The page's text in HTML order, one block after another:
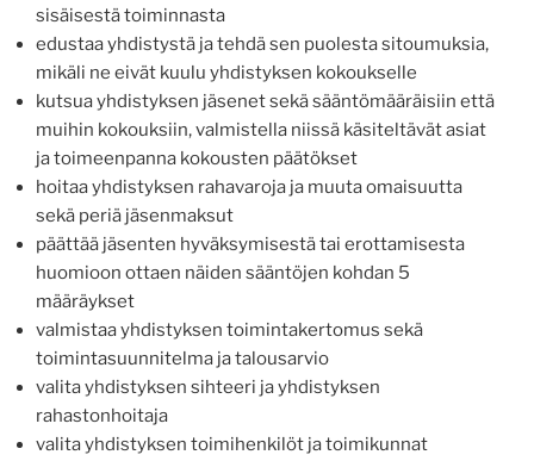
sisäisestä toiminnasta
edustaa yhdistystä ja tehdä sen puolesta sitoumuksia,
mikäli ne eivät kuulu yhdistyksen kokoukselle
kutsua yhdistyksen jäsenet sekä sääntömääräisiin että
muihin kokouksiin, valmistella niissä käsiteltävät asiat
ja toimeenpanna kokousten päätökset
hoitaa yhdistyksen rahavaroja ja muuta omaisuutta
sekä periä jäsenmaksut
päättää jäsenten hyväksymisestä tai erottamisesta
huomioon ottaen näiden sääntöjen kohdan 5
määräykset
valmistaa yhdistyksen toimintakertomus sekä
toimintasuunnitelma ja talousarvio
valita yhdistyksen sihteeri ja yhdistyksen
rahastonhoitaja
valita yhdistyksen toimihenkilöt ja toimikunnat